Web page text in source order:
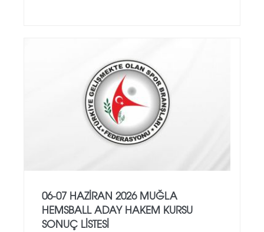
06-07 HAZİRAN 2026 MUĞLA
HEMSBALL ADAY HAKEM KURSU
SONUÇ LİSTESİ